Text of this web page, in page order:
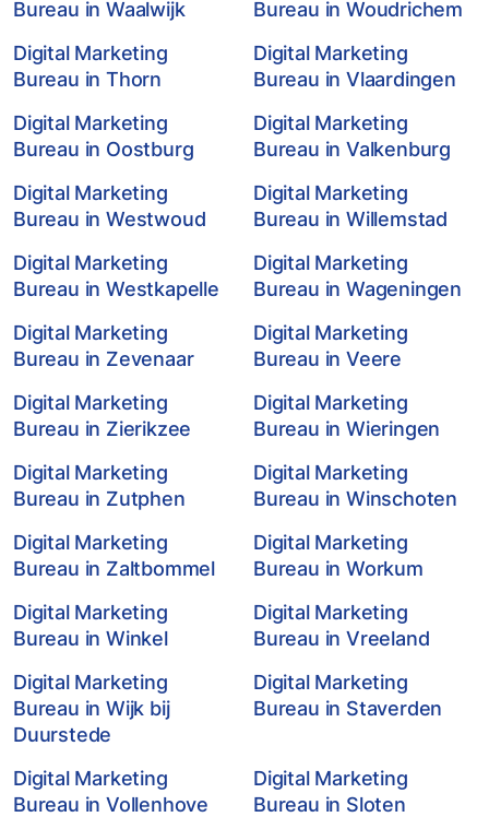
Bureau in Waalwijk
Bureau in Woudrichem
Digital Marketing
Bureau in Thorn
Digital Marketing
Bureau in Vlaardingen
Digital Marketing
Bureau in Oostburg
Digital Marketing
Bureau in Valkenburg
Digital Marketing
Bureau in Westwoud
Digital Marketing
Bureau in Willemstad
Digital Marketing
Bureau in Westkapelle
Digital Marketing
Bureau in Wageningen
Digital Marketing
Bureau in Zevenaar
Digital Marketing
Bureau in Veere
Digital Marketing
Bureau in Zierikzee
Digital Marketing
Bureau in Wieringen
Digital Marketing
Bureau in Zutphen
Digital Marketing
Bureau in Winschoten
Digital Marketing
Bureau in Zaltbommel
Digital Marketing
Bureau in Workum
Digital Marketing
Bureau in Winkel
Digital Marketing
Bureau in Vreeland
Digital Marketing
Bureau in Wijk bij
Duurstede
Digital Marketing
Bureau in Staverden
Digital Marketing
Bureau in Vollenhove
Digital Marketing
Bureau in Sloten